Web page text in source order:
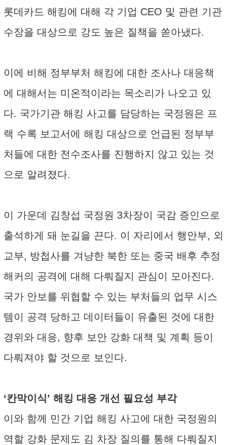
롯데카드 해킹에 대해 각 기업 CEO 및 관련 기관
수장을 대상으로 강도 높은 질책을 쏟아냈다.
이에 비해 정부부처 해킹에 대한 조사나 대응책
에 대해서는 미온적이라는 목소리가 나오고 있
다. 국가기관 해킹 사고를 담당하는 국정원은 프
랙 수록 보고서에 해킹 대상으로 언급된 정부부
처들에 대한 전수조사를 진행하지 않고 있는 것
으로 알려졌다.
이 가운데 김창섭 국정원 3차장이 국감 증인으로
출석하게 돼 눈길을 끈다. 이 자리에서 행안부, 외
교부, 방첩사를 겨냥한 북한 또는 중국 배후 추정
해커의 공격에 대해 다뤄질지 관심이 모아진다.
국가 안보를 위협할 수 있는 부처들의 업무 시스
템이 공격 당하고 데이터들이 유출된 것에 대한
경위와 대응, 향후 보안 강화 대책 및 계획 등이
다뤄져야 할 것으로 보인다.
‘칸막이식’ 해킹 대응 개선 필요성 부각
이와 함께 민간 기업 해킹 사고에 대한 국정원의
역할 강화 문제도 김 차장 질의를 통해 다뤄질지